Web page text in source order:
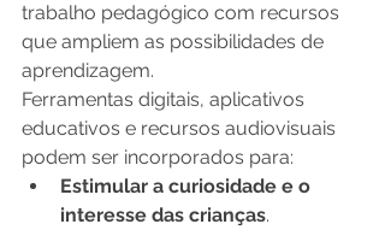
trabalho pedagógico com recursos
que ampliem as possibilidades de
aprendizagem.
Ferramentas digitais, aplicativos
educativos e recursos audiovisuais
podem ser incorporados para:
Estimular a curiosidade e o
interesse das crianças.